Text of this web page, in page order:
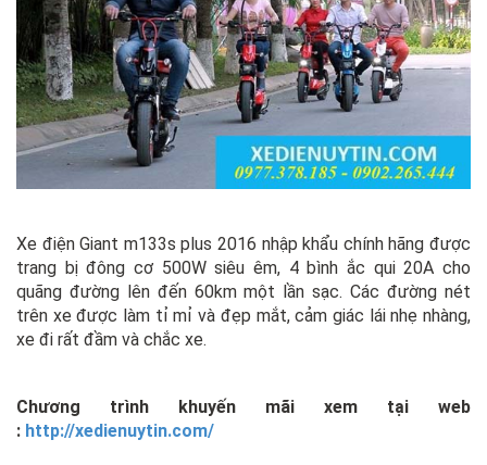
Xe điện Giant m133s plus 2016 nhập khẩu chính hãng được
trang bị đông cơ 500W siêu êm, 4 bình ắc qui 20A cho
quãng đường lên đến 60km một lần sạc. Các đường nét
trên xe được làm tỉ mỉ và đẹp mắt, cảm giác lái nhẹ nhàng,
xe đi rất đầm và chắc xe.
Chương trình khuyến mãi xem tại web
: http://xedienuytin.com/